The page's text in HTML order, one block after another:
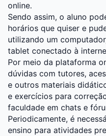
online.
Sendo assim, o aluno
horários que quiser e
utilizando um
tablet conectado à
Por meio da plataforma
dúvidas com tutores,
e outros materiais
e exercícios para
faculdade em chats e
Periodicamente, é
ensino para atividades